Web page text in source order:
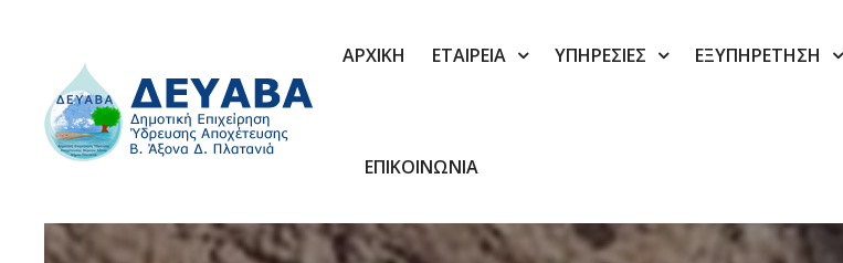
ΑΡΧΙΚΗ ΕΤΑΙΡΕΙΑ ΥΠΗΡΕΣΙΕΣ ΕΞΥΠΗΡΕΤΗΣΗ
ΕΠΙΚΟΙΝΩΝΙΑ